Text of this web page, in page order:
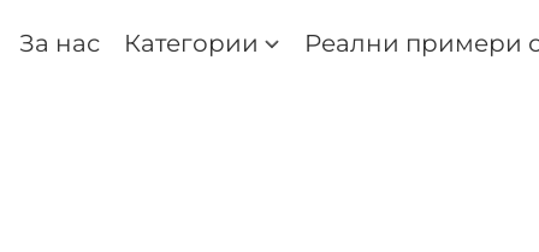
За нас Категории Реални примери